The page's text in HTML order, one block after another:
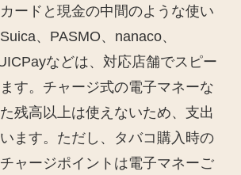
ードと現金の中間のような使い
、PASMO、nanaco、
などは、対応店舗でスピー
す。チャージ式の電子マネーな
残高以上は使えないため、支出
ます。ただし、タバコ購入時の
ャージポイントは電子マネーご